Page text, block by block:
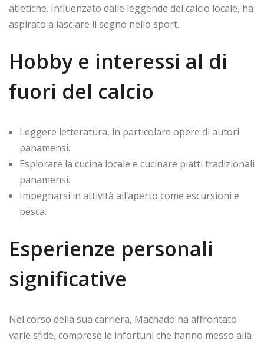
atletiche. Influenzato dalle leggende del calcio locale, ha
aspirato a lasciare il segno nello sport.
Hobby e interessi al di
fuori del calcio
Leggere letteratura, in particolare opere di autori
panamensi.
Esplorare la cucina locale e cucinare piatti tradizionali
panamensi.
Impegnarsi in attività all’aperto come escursioni e
pesca.
Esperienze personali
significative
Nel corso della sua carriera, Machado ha affrontato
varie sfide, comprese le infortuni che hanno messo alla